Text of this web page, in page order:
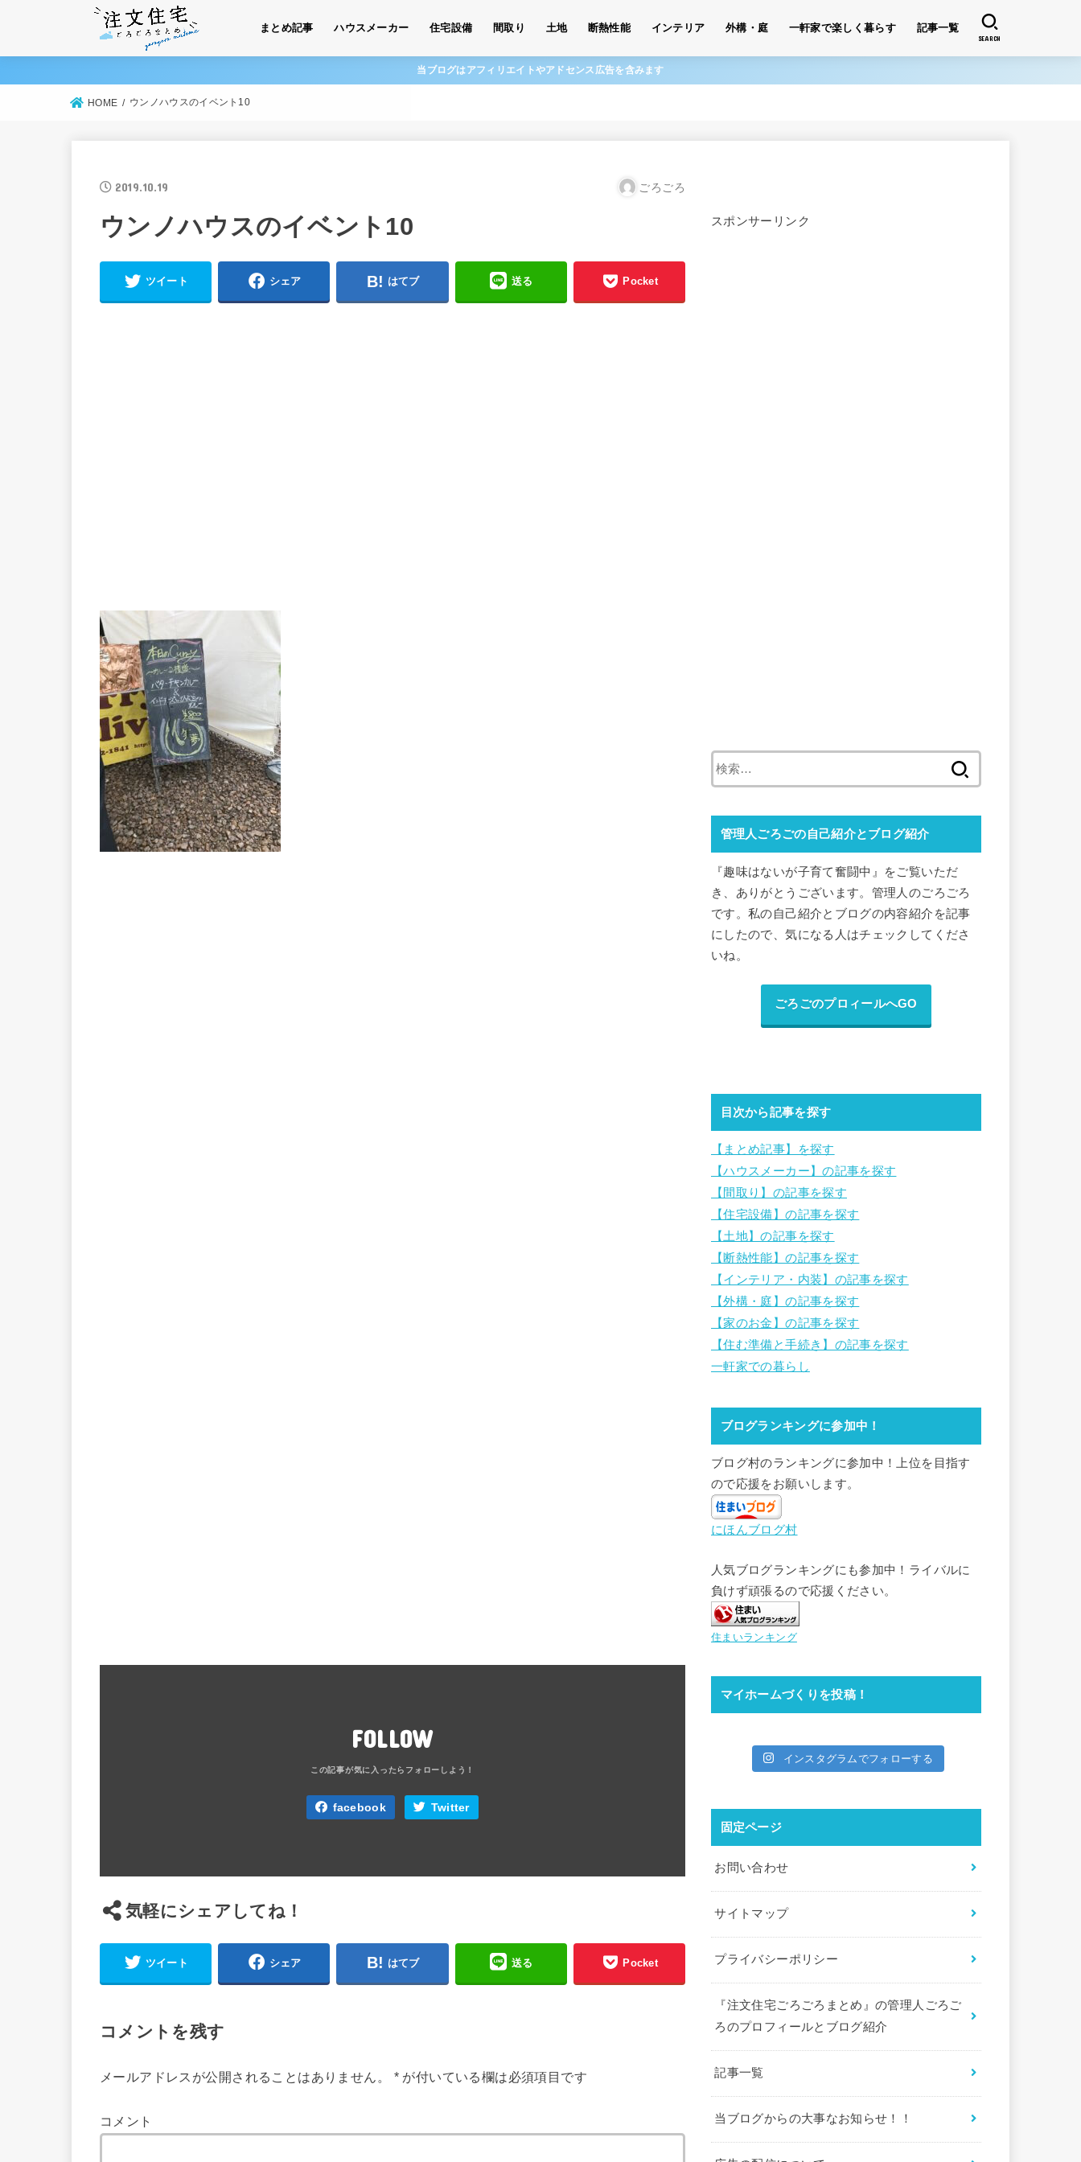
まとめ記事 ハウスメーカー 住宅設備 間取り 土地 断熱性能 インテリア 外構・庭 一軒家で楽しく暮らす 記事一覧
SEARCH
当ブログはアフィリエイトやアドセンス広告を含みます
HOME ウンノハウスのイベント10
2019.10.19 ごろごろ
ウンノハウスのイベント10
ツイート シェア はてブ 送る Pocket
FOLLOW
facebook Twitter
気軽にシェアしてね！
ツイート シェア はてブ 送る Pocket
コメントを残す
メールアドレスが公開されることはありません。 *が付いている欄は必須項目です
コメント
スポンサーリンク
索
管理人ごろごの自己紹介とブログ紹介
『趣味はないが子育て奮闘中』をご覧いただ
き、ありがとうございます。管理人のごろごろ
です。私の自己紹介とブログの内容紹介を記事
にしたので、気になる人はチェックしてくださ
いね。
ごろごのプロィールへGO
目次から記事を探す
【まとめ記事】を探す
【ハウスメーカー】の記事を探す
【間取り】の記事を探す
【住宅設備】の記事を探す
【土地】の記事を探す
【断熱性能】の記事を探す
【インテリア・内装】の記事を探す
【外構・庭】の記事を探す
【家のお金】の記事を探す
【住む準備と手続き】の記事を探す
一軒家での暮らし
ブログランキングに参加中！
ブログ村のランキングに参加中！上位を目指す
ので応援をお願いします。
にほんブログ村
人気ブログランキングにも参加中！ライバルに
負けず頑張るので応援ください。
住まいランキング
マイホームづくりを投稿！
インスタグラムでフォローする
固定ページ
お問い合わせ
サイトマップ
プライバシーポリシー
『注文住宅ごろごろまとめ』の管理人ごろご
ろのプロフィールとブログ紹介
記事一覧
当ブログからの大事なお知らせ！！